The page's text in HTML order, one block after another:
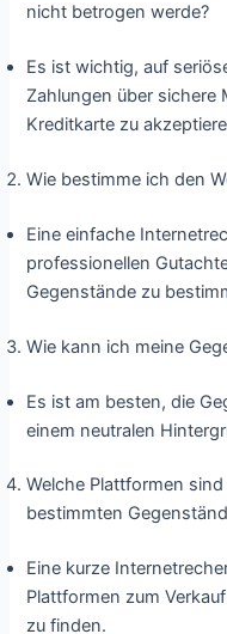
nicht betrogen werde?
Es ist wichtig, auf
Zahlungen über sichere
Kreditkarte zu
Wie bestimme ich den
Eine einfache
professionellen
Gegenstände zu
Wie kann ich meine
Es ist am besten, die
einem neutralen
Welche Plattformen
bestimmten
Eine kurze
Plattformen zum
zu finden.